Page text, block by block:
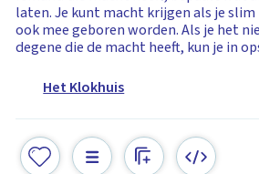
laten. Je kunt macht krijgen als je
ook mee geboren worden. Als je het
degene die de macht heeft, kun je in
Het Klokhuis